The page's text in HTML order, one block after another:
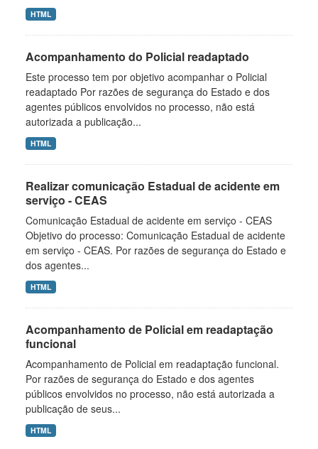
HTML
Acompanhamento do Policial readaptado
Este processo tem por objetivo acompanhar o Policial
readaptado Por razões de segurança do Estado e dos
agentes públicos envolvidos no processo, não está
autorizada a publicação...
HTML
Realizar comunicação Estadual de acidente em
serviço - CEAS
Comunicação Estadual de acidente em serviço - CEAS
Objetivo do processo: Comunicação Estadual de acidente
em serviço - CEAS. Por razões de segurança do Estado e
dos agentes...
HTML
Acompanhamento de Policial em readaptação
funcional
Acompanhamento de Policial em readaptação funcional.
Por razões de segurança do Estado e dos agentes
públicos envolvidos no processo, não está autorizada a
publicação de seus...
HTML